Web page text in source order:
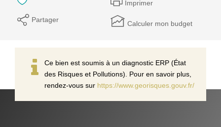
Imprimer
Partager Calculer mon budget
Ce bien est soumis à un diagnostic ERP (État
des Risques et Pollutions). Pour en savoir plus,
rendez-vous sur https://www.georisques.gouv.fr/